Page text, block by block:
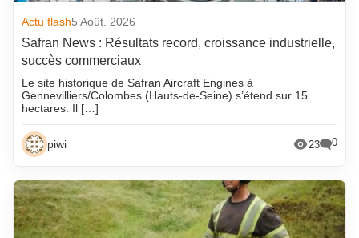
Actu flash5 Août. 2026
Safran News : Résultats record, croissance industrielle,
succès commerciaux
Le site historique de Safran Aircraft Engines à
Gennevilliers/Colombes (Hauts-de-Seine) s’étend sur 15
hectares. Il […]
piwi 23 0